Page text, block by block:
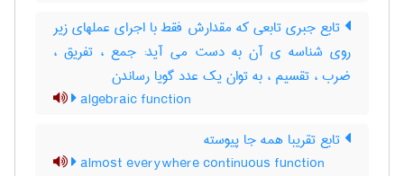
تابع جبری تابعی که مقدارش فقط با اجرای عملهای زیر
روی شناسه ی آن به دست می آید: جمع ، تفریق ،
ضرب ، تقسیم ، به توان یک عدد گویا رساندن
algebraic function
تابع تقریبا همه جا پیوسته
almost everywhere continuous function